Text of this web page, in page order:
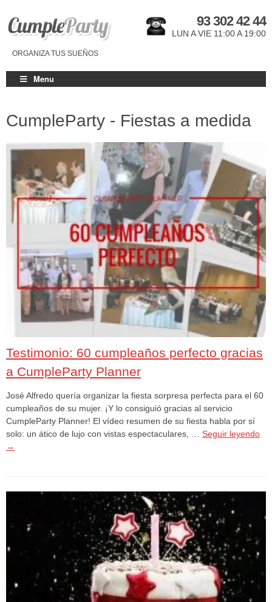
ORGANIZA TUS SUEÑOS
93 302 42 44
LUN A VIE 11:00 A 19:00
Menu
CumpleParty - Fiestas a medida
Testimonio: 60 cumpleaños perfecto gracias
a CumpleParty Planner
José Alfredo quería organizar la fiesta sorpresa perfecta para el 60
cumpleaños de su mujer. ¡Y lo consiguió gracias al servicio
CumpleParty Planner! El vídeo resumen de su fiesta habla por sí
solo: un ático de lujo con vistas espectaculares, … Seguir leyendo
→